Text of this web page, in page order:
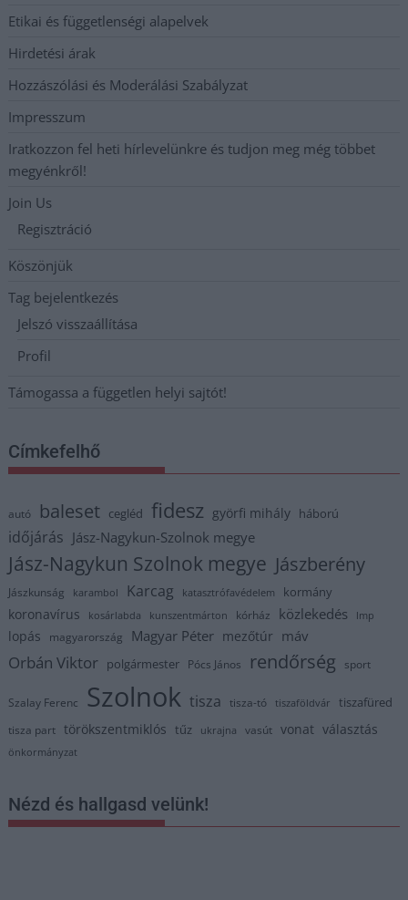
Etikai és függetlenségi alapelvek
Hirdetési árak
Hozzászólási és Moderálási Szabályzat
Impresszum
Iratkozzon fel heti hírlevelünkre és tudjon meg még többet
megyénkről!
Join Us
Regisztráció
Köszönjük
Tag bejelentkezés
Jelszó visszaállítása
Profil
Támogassa a független helyi sajtót!
Címkefelhő
autó baleset cegléd fidesz györfi mihály háború
időjárás Jász-Nagykun-Szolnok megye
Jász-Nagykun Szolnok megye Jászberény
Jászkunság karambol Karcag katasztrófavédelem kormány
koronavírus kosárlabda kunszentmárton kórház közlekedés lmp
lopás magyarország Magyar Péter mezőtúr máv
Orbán Viktor polgármester Pócs János rendőrség sport
Szalay Ferenc Szolnok tisza tisza-tó tiszaföldvár tiszafüred
tisza part törökszentmiklós tűz ukrajna vasút vonat választás
önkormányzat
Nézd és hallgasd velünk!